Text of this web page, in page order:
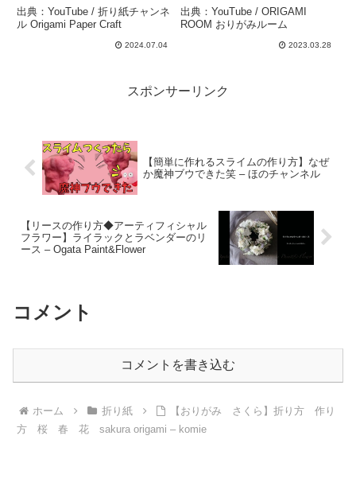
DIY 夏 野菜 Cute
Vegetables 종이접기 옥수
수 折纸 玉米 – 折り紙チャ
出典：YouTube / 折り紙チャンネ
ル Origami Paper Craft
2024.07.04
ボード ラッキーナンバー
パーティ イベント プレゼ
出典：YouTube / ORIGAMI
ROOM おりがみルーム
2023.03.28
スポンサーリンク
【簡単に作れるスライムの作り方】なぜ
か魔神ブウできた笑 – ほのチャンネル
【リースの作り方◆アーティフィシャル
フラワー】ライラックとラベンダーのリ
ース – Ogata Paint&Flower
コメント
コメントを書き込む
ホーム 折り紙
【おりがみ さくら】折り方 作り
方 桜 春 花 sakura origami – komie